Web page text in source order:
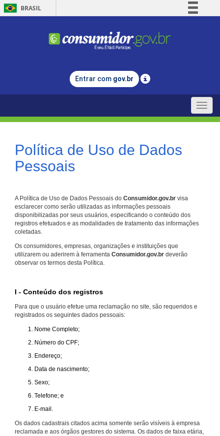
BRASIL
Comunica BR
Legislação
Entrar com gov.br
Toggle
Política de Uso de Dados
Pessoais
A Política de Uso de Dados Pessoais do Consumidor.gov.br visa
esclarecer como serão utilizadas as informações pessoais
disponibilizadas por seus usuários, especificando o conteúdo dos
registros efetuados e as modalidades de tratamento das informações
coletadas.
Os consumidores, empresas, organizações e instituições que
utilizarem ou aderirem à ferramenta Consumidor.gov.br deverão
observar os termos desta Política.
I - Conteúdo dos registros
Para que o usuário efetue uma reclamação no site, são requeridos e
registrados os seguintes dados pessoais:
Nome Completo;
Número do CPF;
Endereço;
Data de nascimento;
Sexo;
Telefone; e
E-mail.
Os dados cadastrais citados acima somente serão visíveis à empresa
reclamada e aos órgãos gestores do sistema. Os dados de faixa etária,